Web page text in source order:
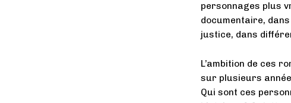
personnages plus
documentaire,
justice, dans
L’ambition de ces
sur plusieurs
Qui sont ces